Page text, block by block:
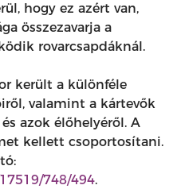
hogy ez azért van,
összezavarja a
rovarcsapdáknál.
került a különféle
valamint a kártevők
azok élőhelyéről. A
kellett csoportosítani.
748/494.